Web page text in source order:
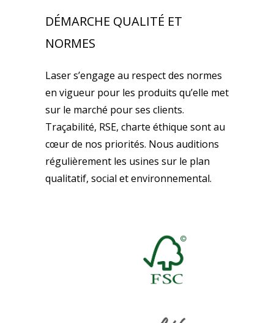
DÉMARCHE QUALITÉ ET
NORMES
Laser s’engage au respect des normes
en vigueur pour les produits qu’elle met
sur le marché pour ses clients.
Traçabilité, RSE, charte éthique sont au
cœur de nos priorités. Nous auditions
régulièrement les usines sur le plan
qualitatif, social et environnemental.